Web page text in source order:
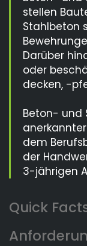
stellen
Stahlbeton
Darüber
oder
decken, -
Beton- und
dem
der
3-jährigen